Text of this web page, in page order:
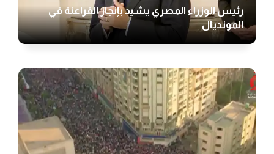
رئيس الوزراء المصري يشيد بإنجاز الفراعنة في
المونديال